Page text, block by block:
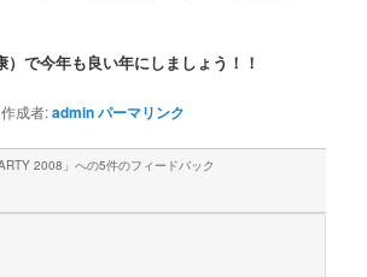
で今年も良い年にしましょう！！
成者:adminパーマリンク
2008 」への5件のフィードバック